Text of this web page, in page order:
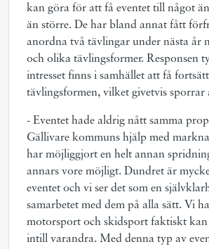
kan göra för att få eventet till något
än större. De har bland annat fått
anordna två tävlingar under nästa år
och olika tävlingsformer. Responsen
intresset finns i samhället att få
tävlingsformen, vilket givetvis sporrar
- Eventet hade aldrig nått samma
Gällivare kommuns hjälp med
har möjliggjort en helt annan
annars vore möjligt. Dundret är
eventet och vi ser det som en
samarbetet med dem på alla sätt. Vi
motorsport och skidsport faktiskt kan
intill varandra. Med denna typ av